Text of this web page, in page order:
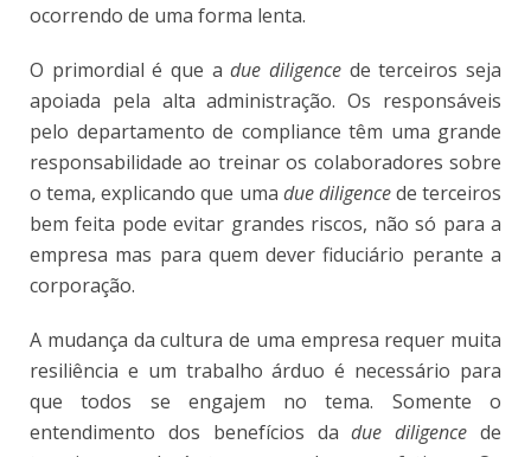
ocorrendo de uma forma lenta.
O primordial é que adue diligence de terceiros seja
apoiada pela alta administração. Os responsáveis
pelo departamento de compliance têm uma grande
responsabilidade ao treinar os colaboradores sobre
o tema, explicando que uma due diligencede terceiros
bem feita pode evitar grandes riscos, não só para a
empresa mas para quem dever fiduciário perante a
corporação.
A mudança da cultura de uma empresa requer muita
resiliência e um trabalho árduo é necessário para
que todos se engajem no tema. Somente o
entendimento dos benefícios dadue diligence de